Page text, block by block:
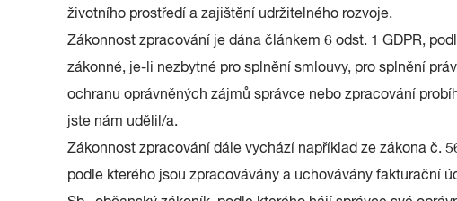
životního prostředí a zajištění udržitelného rozvoje.
Zákonnost zpracování je dána článkem 6 odst. 1 GDPR,
zákonné, je-li nezbytné pro splnění smlouvy, pro splnění
ochranu oprávněných zájmů správce nebo zpracování
jste nám udělil/a.
Zákonnost zpracování dále vychází například ze zákona č.
podle kterého jsou zpracovávány a uchovávány fakturační